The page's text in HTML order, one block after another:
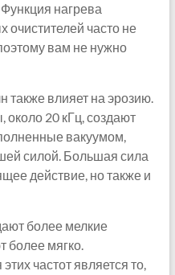
нагрева
очистителей часто не
вам не нужно
также влияет на эрозию.
около 20 кГц, создают
вакуумом,
силой. Большая сила
действие, но также и
более мелкие
более мягко.
частот является то,